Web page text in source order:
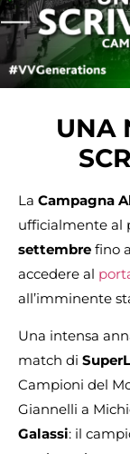
UNA
La Campagna
ufficialmente al
settembre fino a
accedere al
all’imminente
Una intensa
match di
Campioni del
Giannelli a
Galassi: il